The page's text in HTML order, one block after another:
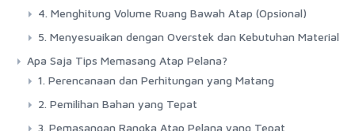
4. Menghitung Volume Ruang Bawah Atap (Opsional)
5. Menyesuaikan dengan Overstek dan Kebutuhan Material
Apa Saja Tips Memasang Atap Pelana?
1. Perencanaan dan Perhitungan yang Matang
2. Pemilihan Bahan yang Tepat
3. Pemasangan Rangka Atap Pelana yang Tepat